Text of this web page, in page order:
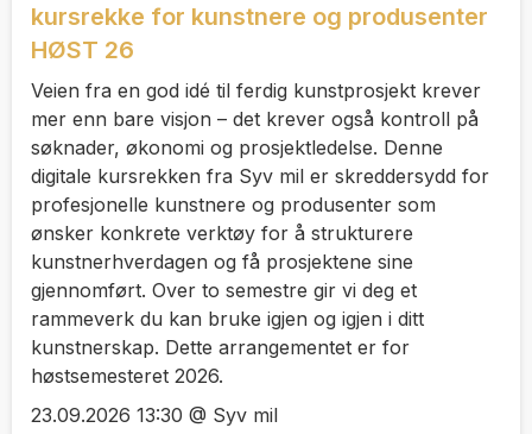
kursrekke for kunstnere og produsenter
HØST 26
Veien fra en god idé til ferdig kunstprosjekt krever
mer enn bare visjon – det krever også kontroll på
søknader, økonomi og prosjektledelse. Denne
digitale kursrekken fra Syv mil er skreddersydd for
profesjonelle kunstnere og produsenter som
ønsker konkrete verktøy for å strukturere
kunstnerhverdagen og få prosjektene sine
gjennomført. Over to semestre gir vi deg et
rammeverk du kan bruke igjen og igjen i ditt
kunstnerskap. Dette arrangementet er for
høstsemesteret 2026.
23.09.2026 13:30 @ Syv mil